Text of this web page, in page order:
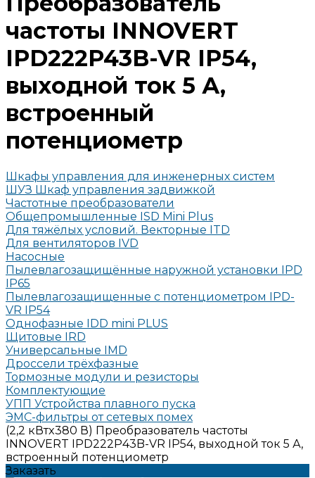
частоты INNOVERT
IPD222P43B-VR IP54,
выходной ток 5 А,
встроенный
потенциометр
Шкафы управления для инженерных систем
ШУЗ Шкаф управления задвижкой
Частотные преобразователи
Общепромышленные ISD Mini Plus
Для тяжёлых условий. Векторные ITD
Для вентиляторов IVD
Насосные
Пылевлагозащищённые наружной установки IPD
IP65
Пылевлагозащищенные с потенциометром IPD-
VR IP54
Однофазные IDD mini PLUS
Щитовые IRD
Универсальные IMD
Дроссели трёхфазные
Тормозные модули и резисторы
Комплектующие
УПП Устройства плавного пуска
ЭМС-фильтры от сетевых помех
(2,2 кВтx380 В) Преобразователь частоты
INNOVERT IPD222P43B-VR IP54, выходной ток 5 А,
встроенный потенциометр
Заказать